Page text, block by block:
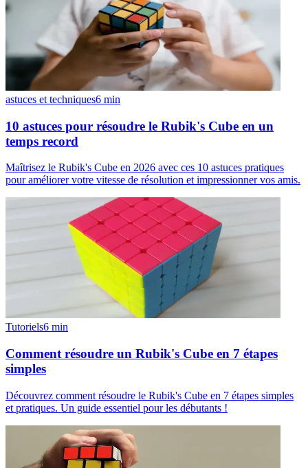
astuces et techniques6 min
10 astuces pour résoudre le Rubik's Cube en un
temps record
Maîtrisez le Rubik's Cube en 2026 avec ces 10 astuces pratiques
pour améliorer votre vitesse de résolution et impressionner vos amis.
Tutoriels6 min
Comment résoudre un Rubik's Cube en 7 étapes
simples
Découvrez comment résoudre le Rubik's Cube en 7 étapes simples
et pratiques. Un guide essentiel pour les débutants !